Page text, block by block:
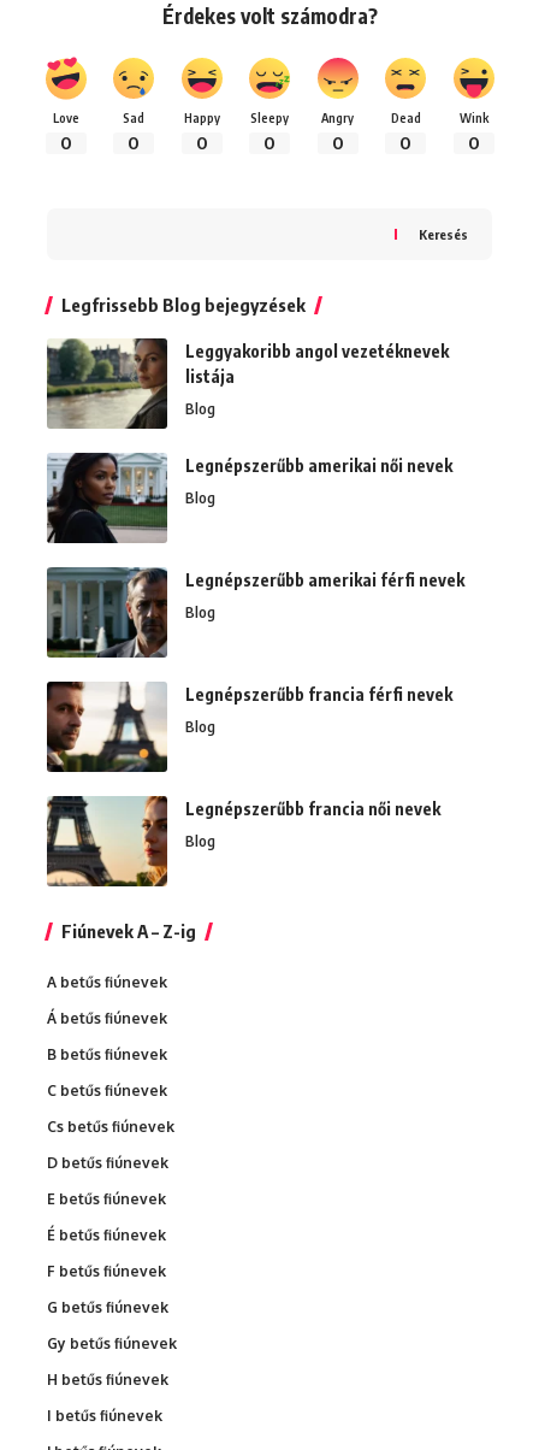
Érdekes volt számodra?
Love
0
Sad
0
Happy
0
Sleepy
0
Angry
0
Dead
0
Wink
0
Keresés
Legfrissebb Blog bejegyzések
Leggyakoribb angol vezetéknevek
listája
Blog
Legnépszerűbb amerikai női nevek
Blog
Legnépszerűbb amerikai férfi nevek
Blog
Legnépszerűbb francia férfi nevek
Blog
Legnépszerűbb francia női nevek
Blog
Fiúnevek A – Z-ig
A betűs fiúnevek
Á betűs fiúnevek
B betűs fiúnevek
C betűs fiúnevek
Cs betűs fiúnevek
D betűs fiúnevek
E betűs fiúnevek
É betűs fiúnevek
F betűs fiúnevek
G betűs fiúnevek
Gy betűs fiúnevek
H betűs fiúnevek
I betűs fiúnevek